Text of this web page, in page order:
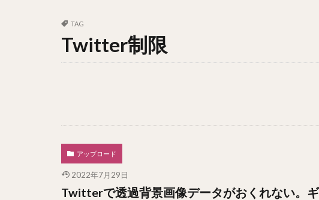
TAG
Twitter制限
アップロード
2022年7月29日
Twitterで透過背景画像データがおくれない。